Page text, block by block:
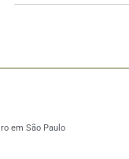
em São Paulo